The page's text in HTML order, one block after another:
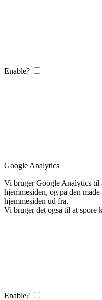
Enable?
Google Analytics
Vi bruger Google Analytics til
hjemmesiden, og på den
hjemmesiden ud fra.
Vi bruger det også til at spore
Enable?